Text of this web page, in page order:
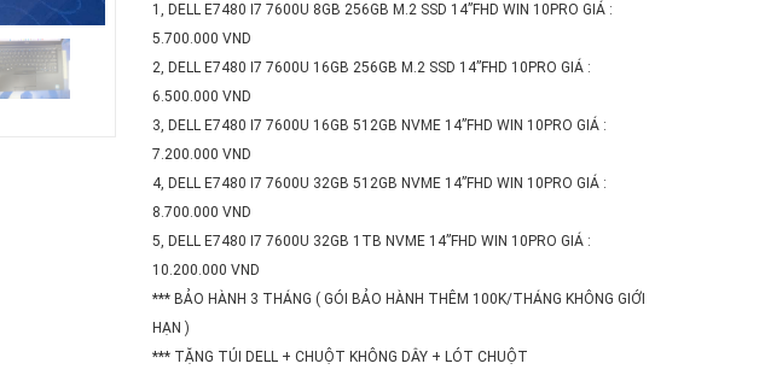
1, DELL E7480 I7 7600U 8GB 256GB M.2 SSD 14”FHD WIN 10PRO GIÁ :
5.700.000 VND
2, DELL E7480 I7 7600U 16GB 256GB M.2 SSD 14”FHD 10PRO GIÁ :
6.500.000 VND
3, DELL E7480 I7 7600U 16GB 512GB NVME 14”FHD WIN 10PRO GIÁ :
7.200.000 VND
4, DELL E7480 I7 7600U 32GB 512GB NVME 14”FHD WIN 10PRO GIÁ :
8.700.000 VND
5, DELL E7480 I7 7600U 32GB 1TB NVME 14”FHD WIN 10PRO GIÁ :
10.200.000 VND
*** BẢO HÀNH 3 THÁNG ( GÓI BẢO HÀNH THÊM 100K/THÁNG KHÔNG GIỚI
HẠN )
*** TẶNG TÚI DELL + CHUỘT KHÔNG DÂY + LÓT CHUỘT